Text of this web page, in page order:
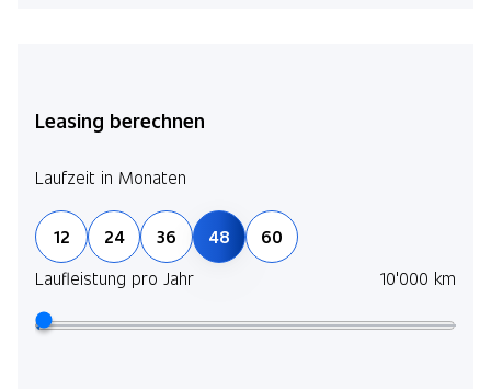
Leasing berechnen
Laufzeit in Monaten
12 24 36 48
60
Laufleistung pro Jahr
10'000 km